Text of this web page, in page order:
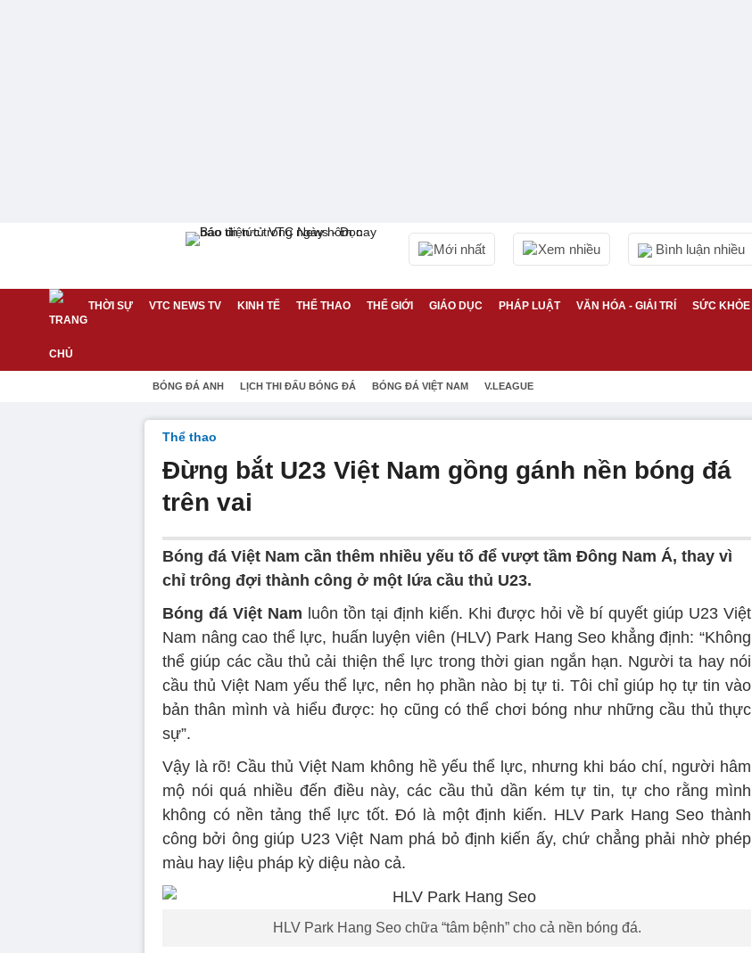
Mới nhất Xem nhiều Bình luận nhiều
THỜI SỰ VTC NEWS TV KINH TẾ THỂ THAO THẾ GIỚI GIÁO DỤC PHÁP LUẬT VĂN HÓA - GIẢI TRÍ SỨC KHỎE
BÓNG ĐÁ ANH LỊCH THI ĐẤU BÓNG ĐÁ BÓNG ĐÁ VIỆT NAM V.LEAGUE
Thể thao
Đừng bắt U23 Việt Nam gồng gánh nền bóng đá
trên vai
Bóng đá Việt Nam cần thêm nhiều yếu tố để vượt tầm Đông Nam Á, thay vì
chỉ trông đợi thành công ở một lứa cầu thủ U23.
Bóng đá Việt Nam luôn tồn tại định kiến. Khi được hỏi về bí quyết giúp U23 Việt
Nam nâng cao thể lực, huấn luyện viên (HLV) Park Hang Seo khẳng định: “Không
thể giúp các cầu thủ cải thiện thể lực trong thời gian ngắn hạn. Người ta hay nói
cầu thủ Việt Nam yếu thể lực, nên họ phần nào bị tự ti. Tôi chỉ giúp họ tự tin vào
bản thân mình và hiểu được: họ cũng có thể chơi bóng như những cầu thủ thực
sự”.
Vậy là rõ! Cầu thủ Việt Nam không hề yếu thể lực, nhưng khi báo chí, người hâm
mộ nói quá nhiều đến điều này, các cầu thủ dần kém tự tin, tự cho rằng mình
không có nền tảng thể lực tốt. Đó là một định kiến. HLV Park Hang Seo thành
công bởi ông giúp U23 Việt Nam phá bỏ định kiến ấy, chứ chẳng phải nhờ phép
màu hay liệu pháp kỳ diệu nào cả.
HLV Park Hang Seo chữa “tâm bệnh” cho cả nền bóng đá.